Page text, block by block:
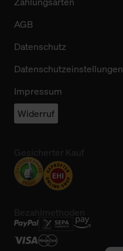
AGB
Datenschutz
Datenschutzeinstellungen
Impressum
Widerruf